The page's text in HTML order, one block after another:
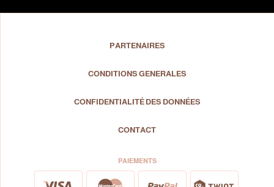
PARTENAIRES
CONDITIONS GENERALES
CONFIDENTIALITÉ DES DONNÉES
CONTACT
PAIEMENTS